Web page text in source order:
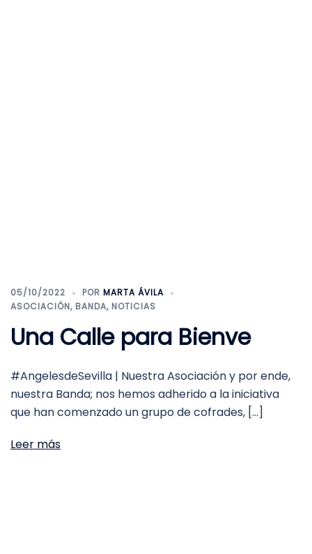
05/10/2022 POR MARTA ÁVILA
ASOCIACIÓN, BANDA, NOTICIAS
Una Calle para Bienve
#AngelesdeSevilla | Nuestra Asociación y por ende,
nuestra Banda; nos hemos adherido a la iniciativa
que han comenzado un grupo de cofrades, […]
Leer más